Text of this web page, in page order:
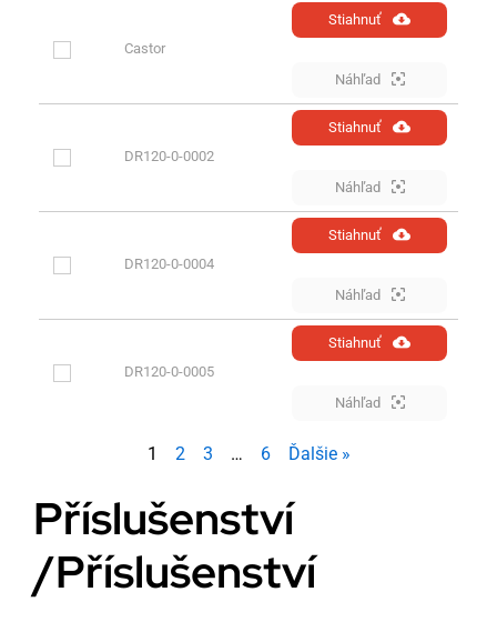
Castor
Stiahnuť
Náhľad
DR120-0-0002
Stiahnuť
Náhľad
DR120-0-0004
Stiahnuť
Náhľad
DR120-0-0005
Stiahnuť
Náhľad
1 2 3 … 6 Ďalšie »
Příslušenství
/Příslušenství